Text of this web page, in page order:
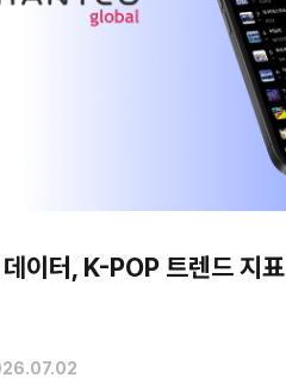
이터, K-POP 트렌드 지